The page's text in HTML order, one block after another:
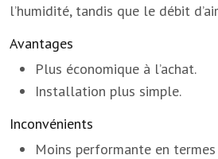
l’humidité, tandis que le débit
Avantages
Plus économique à l’achat.
Installation plus simple.
Inconvénients
Moins performante en termes